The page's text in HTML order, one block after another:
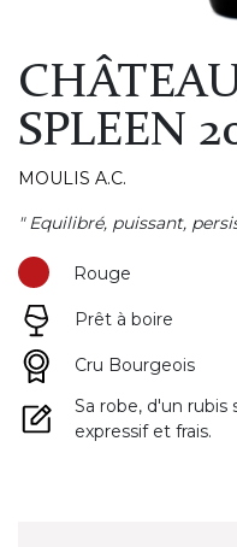
SPLEEN
MOULIS A.C.
" Equilibré, puissant,
Rouge
Prêt à boire
Cru Bourgeois
Sa robe, d'un
expressif et frais.